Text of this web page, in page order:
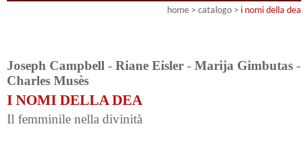
home > catalogo > i nomi della dea
Joseph Campbell - Riane Eisler - Marija Gimbutas -
Charles Musès
I NOMI DELLA DEA
Il femminile nella divinità